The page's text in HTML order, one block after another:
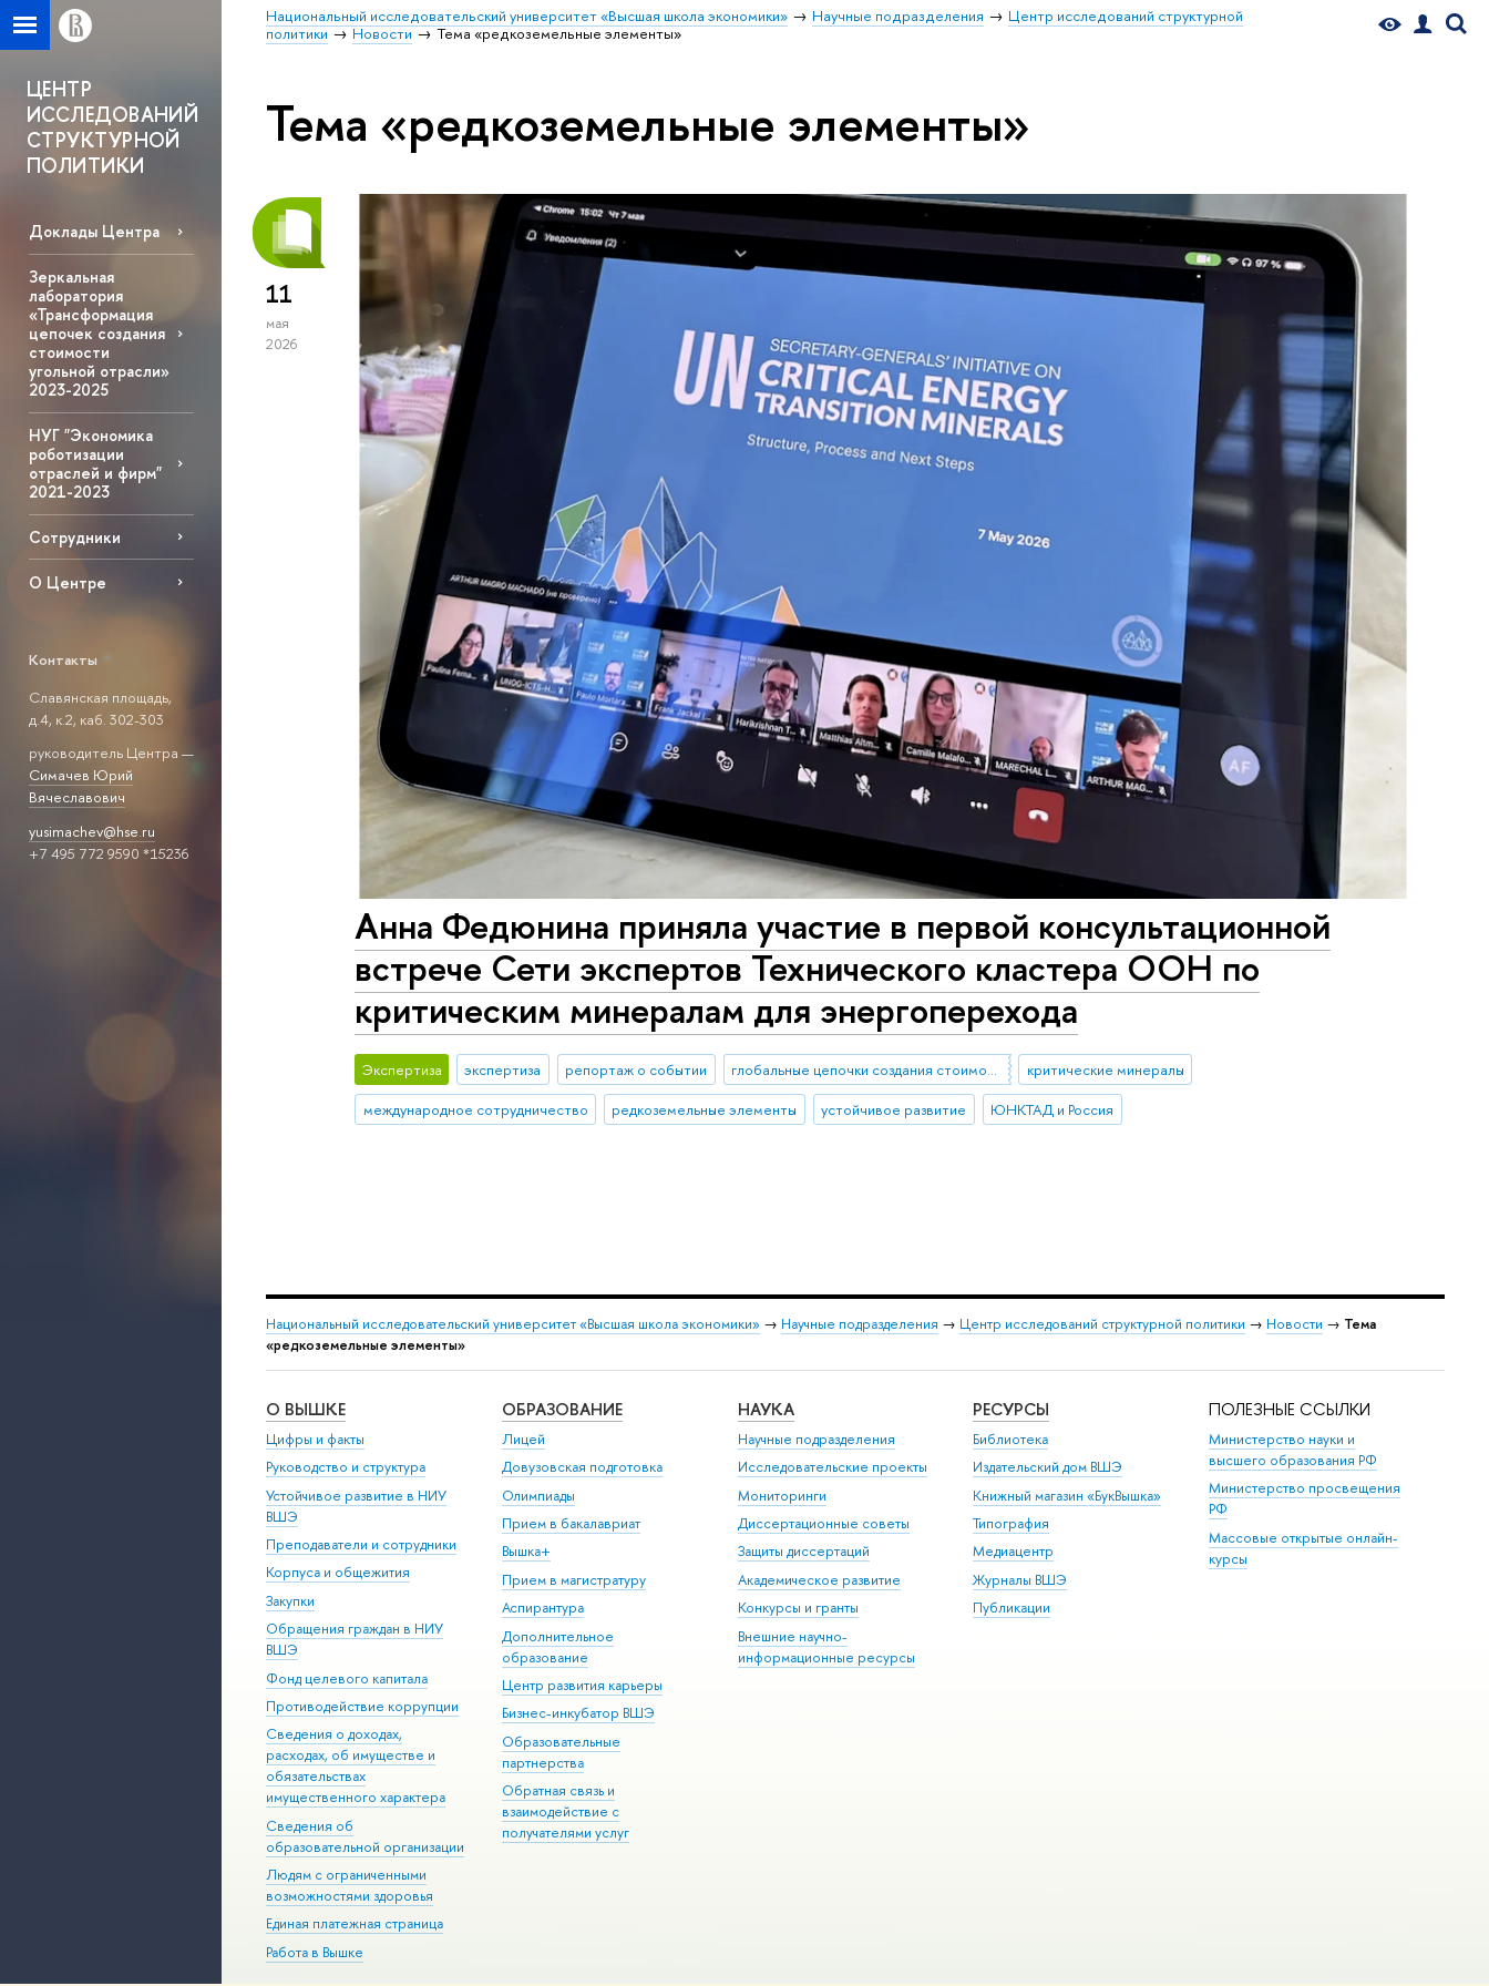
Национальный исследовательский университет «Высшая школа экономики» Научные подразделения
Центр исследований структурной
политики
Новости Тема «редкоземельные элементы»
ЦЕНТР
ИССЛЕДОВАНИЙ
СТРУКТУРНОЙ
ПОЛИТИКИ
Доклады Центра
Зеркальная
лаборатория
«Трансформация
цепочек создания
стоимости
угольной отрасли»
2023-2025
НУГ "Экономика
роботизации
отраслей и фирм"
2021-2023
Сотрудники
О Центре
Контакты
Славянская площадь,
д.4, к.2, каб. 302-303
руководитель Центра —
Симачев Юрий
Вячеславович
yusimachev@hse.ru
+7 495 772 9590 *15236
Тема «редкоземельные элементы»
11
мая
2026
Анна Федюнина приняла участие в первой консультационной
встрече Сети экспертов Технического кластера ООН по
критическим минералам для энергоперехода
Экспертиза экспертиза репортаж о событии глобальные цепочки создания стоимости
критические минералы
международное сотрудничество
редкоземельные элементы устойчивое развитие ЮНКТАД и Россия
Национальный исследовательский университет «Высшая школа экономики» → Научные подразделения → Центр исследований структурной политики → Новости → Тема
«редкоземельные элементы»
О ВЫШКЕ
Цифры и факты
Руководство и структура
Устойчивое развитие в НИУ
ВШЭ
Преподаватели и сотрудники
Корпуса и общежития
Закупки
Обращения граждан в НИУ
ВШЭ
Фонд целевого капитала
Противодействие коррупции
Сведения о доходах,
расходах, об имуществе и
обязательствах
имущественного характера
Сведения об
образовательной организации
Людям с ограниченными
возможностями здоровья
Единая платежная страница
Работа в Вышке
ОБРАЗОВАНИЕ
Лицей
Довузовская подготовка
Олимпиады
Прием в бакалавриат
Вышка+
Прием в магистратуру
Аспирантура
Дополнительное
образование
Центр развития карьеры
Бизнес-инкубатор ВШЭ
Образовательные
партнерства
Обратная связь и
взаимодействие с
получателями услуг
НАУКА
Научные подразделения
Исследовательские проекты
Мониторинги
Диссертационные советы
Защиты диссертаций
Академическое развитие
Конкурсы и гранты
Внешние научно-
информационные ресурсы
РЕСУРСЫ
Библиотека
Издательский дом ВШЭ
Книжный магазин «БукВышка»
Типография
Медиацентр
Журналы ВШЭ
Публикации
ПОЛЕЗНЫЕ ССЫЛКИ
Министерство науки и
высшего образования РФ
Министерство просвещения
РФ
Массовые открытые онлайн-
курсы